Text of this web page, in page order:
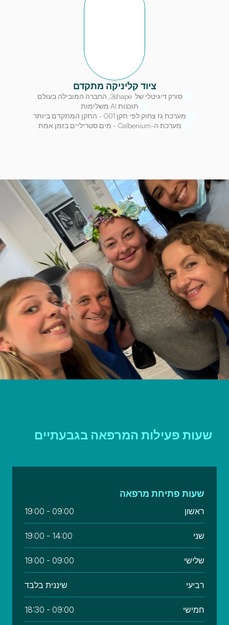
ציוד קליניקה מתקדם
סורק דיגיטלי של  3shape, החברה המובילה בעולם
תוכנות AI משלימות
מערכת גז צחוק לפי תקן G01 - התקן המתקדם ביותר
מערכת ה-Calbenium - מים סטריליים בזמן אמת
שעות פעילות המרפאה בגבעתיים
שעות פתיחת מרפאה
ראשון 09:00 - 19:00
שני 14:00 - 19:00
שלישי 09:00 - 19:00
רביעי שיננית בלבד
חמישי 09:00 - 18:30